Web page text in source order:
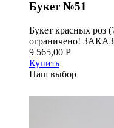
Букет №51
Букет красных роз
ограничено!
9 565,00 Р
Купить
Наш выбор